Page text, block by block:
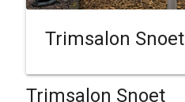
Trimsalon Snoet
Trimsalon Snoet